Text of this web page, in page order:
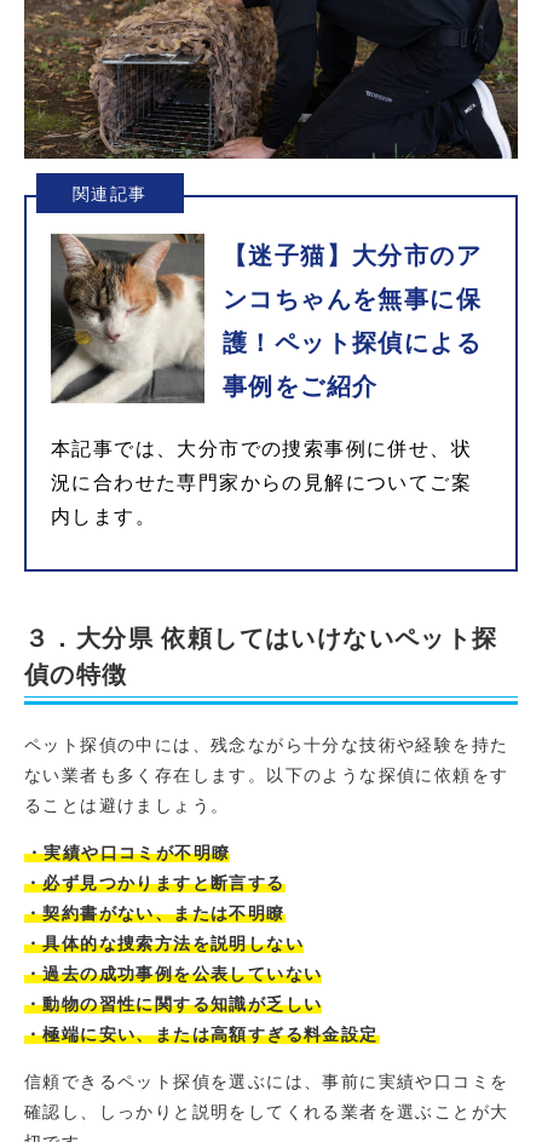
関連記事
【迷子猫】大分市のア
ンコちゃんを無事に保
護！ペット探偵による
事例をご紹介
本記事では、大分市での捜索事例に併せ、状
況に合わせた専門家からの見解についてご案
内します。
３．大分県 依頼してはいけないペット探
偵の特徴
ペット探偵の中には、残念ながら十分な技術や経験を持た
ない業者も多く存在します。以下のような探偵に依頼をす
ることは避けましょう。
・実績や口コミが不明瞭
・必ず見つかりますと断言する
・契約書がない、または不明瞭
・具体的な捜索方法を説明しない
・過去の成功事例を公表していない
・動物の習性に関する知識が乏しい
・極端に安い、または高額すぎる料金設定
信頼できるペット探偵を選ぶには、事前に実績や口コミを
確認し、しっかりと説明をしてくれる業者を選ぶことが大